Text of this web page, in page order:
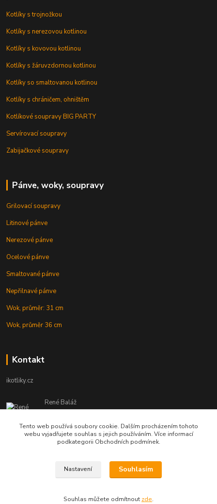
Kotlíky s trojnožkou
Kotlíky s nerezovou kotlinou
Kotlíky s kovovou kotlinou
Kotlíky s žáruvzdornou kotlinou
Kotlíky so smaltovanou kotlinou
Kotlíky s chráničem, ohništěm
Kotlíkové soupravy BIG PARTY
Servírovací soupravy
Zabijačkové soupravy
Pánve, woky, soupravy
Grilovací soupravy
Litinové pánve
Nerezové pánve
Ocelové pánve
Smaltované pánve
Nepřilnavé pánve
Wok, průměr: 31 cm
Wok, průměr 36 cm
Kontakt
ikotliky.cz
René Baláž
Eshop: +421 902 212 007
od 8:00 - do 16:00 hod
info@ikotliky.cz
Copyright © 2014-2020 IKOTLIKY.CZ, všetky práva vyhradené..
Tento web používá soubory cookie. Dalším procházením tohoto
webu vyjadřujete souhlas s jejich používáním. Více informací
podkategorii Obchodních podmínek.
Nastavení Souhlasím
Souhlas můžete odmítnout zde.